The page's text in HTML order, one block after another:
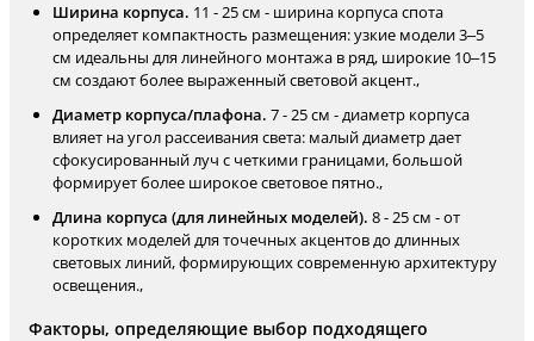
Ширина корпуса. 11 - 25 см - ширина корпуса спота
определяет компактность размещения: узкие модели 3–5
см идеальны для линейного монтажа в ряд, широкие 10–15
см создают более выраженный световой акцент.,
Диаметр корпуса/плафона. 7 - 25 см - диаметр корпуса
влияет на угол рассеивания света: малый диаметр дает
сфокусированный луч с четкими границами, большой
формирует более широкое световое пятно.,
Длина корпуса (для линейных моделей). 8 - 25 см - от
коротких моделей для точечных акцентов до длинных
световых линий, формирующих современную архитектуру
освещения.,
Факторы, определяющие выбор подходящего